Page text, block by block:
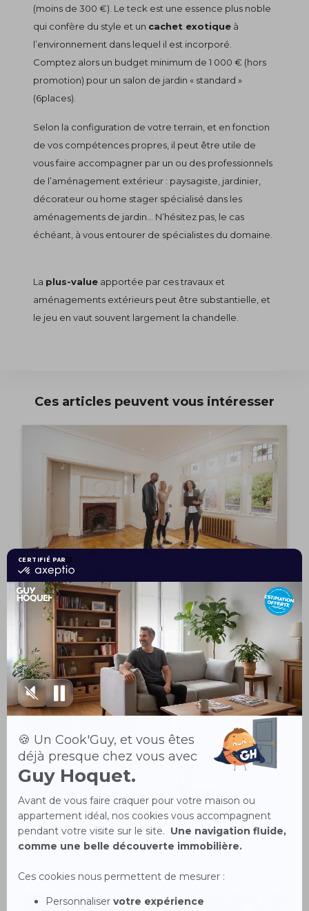
(moins de 300 €). Le teck est une essence plus noble
qui confère du style et un cachet exotique à
l’environnement dans lequel il est incorporé.
Comptez alors un budget minimum de 1 000 € (hors
promotion) pour un salon de jardin « standard »
(6places).
Selon la configuration de votre terrain, et en fonction
de vos compétences propres, il peut être utile de
vous faire accompagner par un ou des professionnels
de l’aménagement extérieur : paysagiste, jardinier,
décorateur ou home stager spécialisé dans les
aménagements de jardin... N’hésitez pas, le cas
échéant, à vous entourer de spécialistes du domaine.
La plus-value apportée par ces travaux et
aménagements extérieurs peut être substantielle, et
le jeu en vaut souvent largement la chandelle.
Ces articles peuvent vous intéresser
26/12/2022
Les étapes clés pour vendre sa maison
28/01/2022
Pensez au "Garden Staging" pour mieux
vendre son bien !